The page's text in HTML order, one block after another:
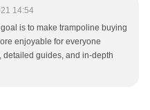
14:54
is to make trampoline buying
enjoyable for everyone
guides, and in-depth